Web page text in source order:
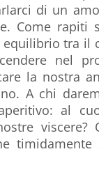
di un
Come rapiti
tra il
nel
la nostra
A chi
al
viscere?
timidamente